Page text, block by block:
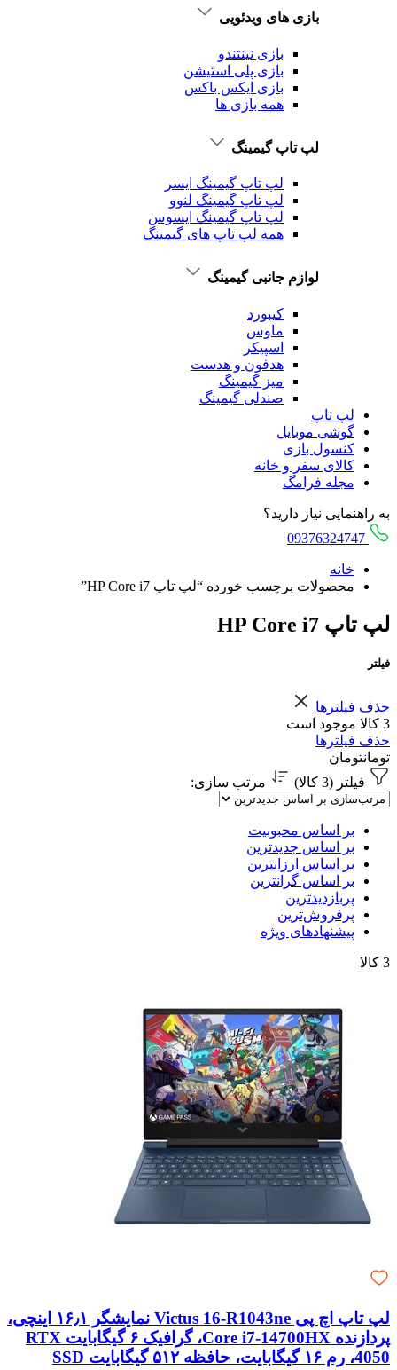
بازی های ویدئویی
بازی نینتندو
بازی پلی استیشن
بازی ایکس باکس
همه بازی ها
لپ تاپ گیمینگ
لپ تاپ گیمینگ ایسر
لپ تاپ گیمینگ لنوو
لپ تاپ گیمینگ ایسوس
همه لپ تاپ های گیمینگ
لوازم جانبی گیمینگ
کیبورد
ماوس
اسپیکر
هدفون و هدست
میز گیمینگ
صندلی گیمینگ
لپ تاپ
گوشی موبایل
کنسول بازی
کالای سفر و خانه
مجله فرامگ
به راهنمایی نیاز دارید؟
خانه
محصولات برچسب خورده “لپ تاپ HP Core i7”
لپ تاپ HP Core i7
فیلتر
حذف فیلترها
3 کالا موجود است
حذف فیلترها
تومانتومان
فیلتر (3 کالا)
مرتب سازی:
بر اساس محبوبیت
بر اساس جدیدترین
بر اساس ارزانترین
بر اساس گرانترین
پربازدیدترین
پرفروش‌ترین
پیشنهادهای ویژه
3 کالا
لپ تاپ اچ پی Victus 16-R1043ne نمایشگر ۱۶٫۱ اینچی،
پردازنده Core i7-14700HX، گرافیک ۶ گیگابایت RTX
4050، رم ۱۶ گیگابایت، حافظه ۵۱۲ گیگابایت SSD